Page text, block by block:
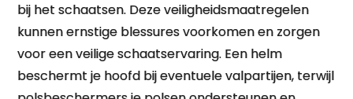
bij het schaatsen. Deze veiligheidsmaatregelen
kunnen ernstige blessures voorkomen en zorgen
voor een veilige schaatservaring. Een helm
beschermt je hoofd bij eventuele valpartijen, terwijl